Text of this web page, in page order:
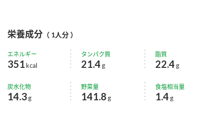
栄養成分 （ 1人分 ）
エネルギー
351kcal
タンパク質
21.4 g
脂質
22.4 g
炭水化物
14.3g
野菜量
141.8 g
食塩相当量
1.4 g